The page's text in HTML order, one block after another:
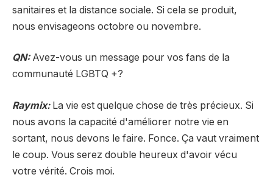
sanitaires et la distance sociale. Si cela se produit,
nous envisageons octobre ou novembre.
QN:Avez-vous un message pour vos fans de la
communauté LGBTQ +?
Raymix:La vie est quelque chose de très précieux. Si
nous avons la capacité d'améliorer notre vie en
sortant, nous devons le faire. Fonce. Ça vaut vraiment
le coup. Vous serez double heureux d'avoir vécu
votre vérité. Crois moi.